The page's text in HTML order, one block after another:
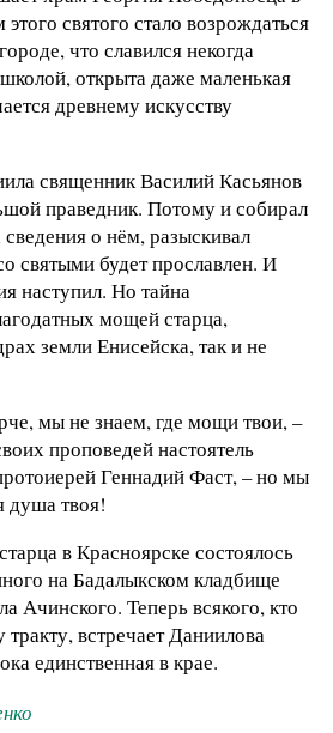
святого стало возрождаться
что славился некогда
открыта даже маленькая
древнему искусству
священник Василий Касьянов
праведник. Потому и собирал
о нём, разыскивал
святыми будет прославлен. И
наступил. Но тайна
мощей старца,
земли Енисейска, так и не
мы не знаем, где мощи твои, –
проповедей настоятель
Геннадий Фаст, – но мы
душа твоя!
в Красноярске состоялось
на Бадалыкском кладбище
Ачинского. Теперь всякого, кто
встречает Даниилова
единственная в крае.